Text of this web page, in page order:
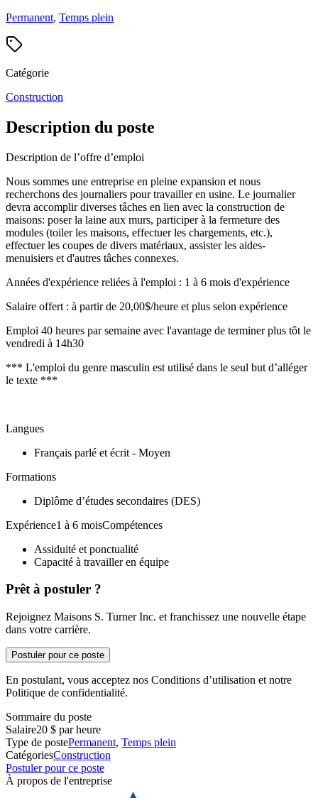
Permanent, Temps plein
Catégorie
Construction
Description du poste
Description de l’offre d’emploi
Nous sommes une entreprise en pleine expansion et nous
recherchons des journaliers pour travailler en usine. Le journalier
devra accomplir diverses tâches en lien avec la construction de
maisons: poser la laine aux murs, participer à la fermeture des
modules (toiler les maisons, effectuer les chargements, etc.),
effectuer les coupes de divers matériaux, assister les aides-
menuisiers et d'autres tâches connexes.
Années d'expérience reliées à l'emploi : 1 à 6 mois d'expérience
Salaire offert : à partir de 20,00$/heure et plus selon expérience
Emploi 40 heures par semaine avec l'avantage de terminer plus tôt le
vendredi à 14h30
*** L'emploi du genre masculin est utilisé dans le seul but d’alléger
le texte ***
Langues
Français parlé et écrit - Moyen
Formations
Diplôme d’études secondaires (DES)
Expérience1 à 6 moisCompétences
Assiduité et ponctualité
Capacité à travailler en équipe
Prêt à postuler ?
Rejoignez Maisons S. Turner Inc. et franchissez une nouvelle étape
dans votre carrière.
Postuler pour ce poste
En postulant, vous acceptez nos Conditions d’utilisation et notre
Politique de confidentialité.
Sommaire du poste
Salaire20 $ par heure
Type de postePermanent, Temps plein
CatégoriesConstruction
Postuler pour ce poste
À propos de l'entreprise